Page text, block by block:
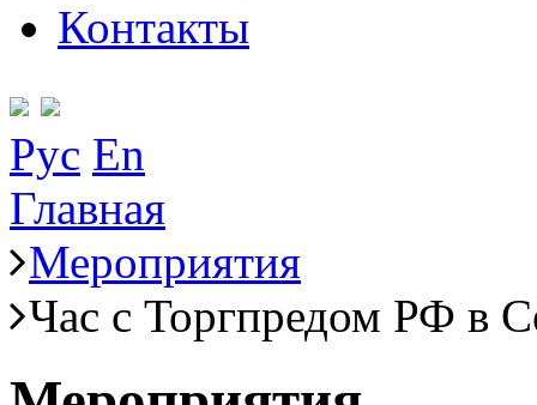
Контакты
Рус En
Главная
Мероприятия
Час с Торгпредом РФ в